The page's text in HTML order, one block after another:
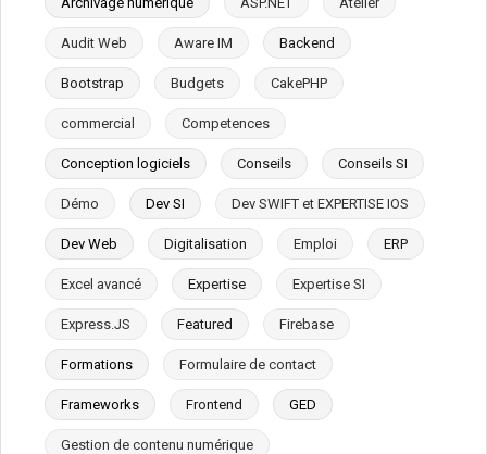
Audit Web Aware IM Backend
Bootstrap Budgets CakePHP
commercial Competences
Conception logiciels Conseils Conseils SI
Démo Dev SI Dev SWIFT et EXPERTISE IOS
Dev Web Digitalisation Emploi ERP
Excel avancé Expertise Expertise SI
Express.JS Featured Firebase
Formations Formulaire de contact
Frameworks Frontend GED
Gestion de contenu numérique